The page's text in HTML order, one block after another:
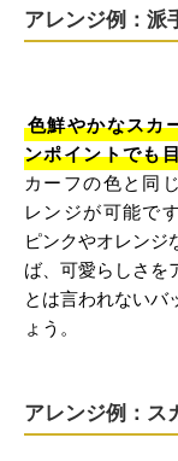
アレンジ例：派
色鮮やかなスカ
ンポイントでも
カーフの色と同
レンジが可能です
ピンクやオレンジ
ば、可愛らしさを
とは言われないバ
ょう。
アレンジ例：ス